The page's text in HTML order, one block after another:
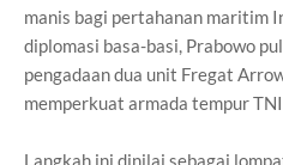
manis bagi pertahanan maritim
diplomasi basa-basi, Prabowo
pengadaan dua unit Fregat
memperkuat armada tempur
Langkah ini dinilai sebagai